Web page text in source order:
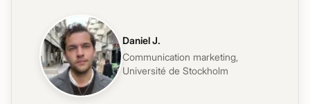
Daniel J.
Communication marketing,
Université de Stockholm